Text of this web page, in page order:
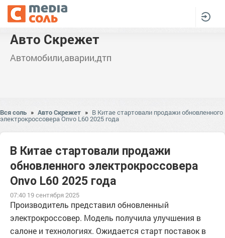
Авто Скрежет
Автомобили,аварии,дтп
Вся соль » Авто Скрежет » В Китае стартовали продажи обновленного
электрокроссовера Onvo L60 2025 года
В Китае стартовали продажи
обновленного электрокроссовера
Onvo L60 2025 года
07:40 19 сентября 2025
Производитель представил обновленный
электрокроссовер. Модель получила улучшения в
салоне и технологиях. Ожидается старт поставок в